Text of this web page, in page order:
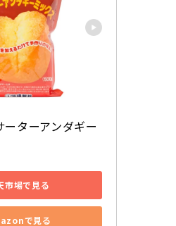
ーターアンダギー
市場で見る
で見る